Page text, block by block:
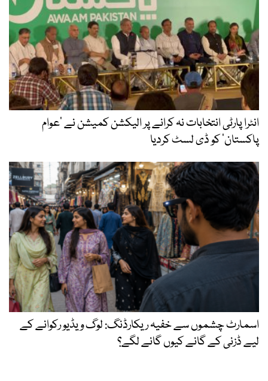
انٹرا پارٹی انتخابات نہ کرانے پر الیکشن کمیشن نے ’عوام
پاکستان‘ کو ڈی لسٹ کردیا
اسمارٹ چشموں سے خفیہ ریکارڈنگ: لوگ ویڈیو رکوانے کے
لیے ڈزنی کے گانے کیوں گانے لگے؟